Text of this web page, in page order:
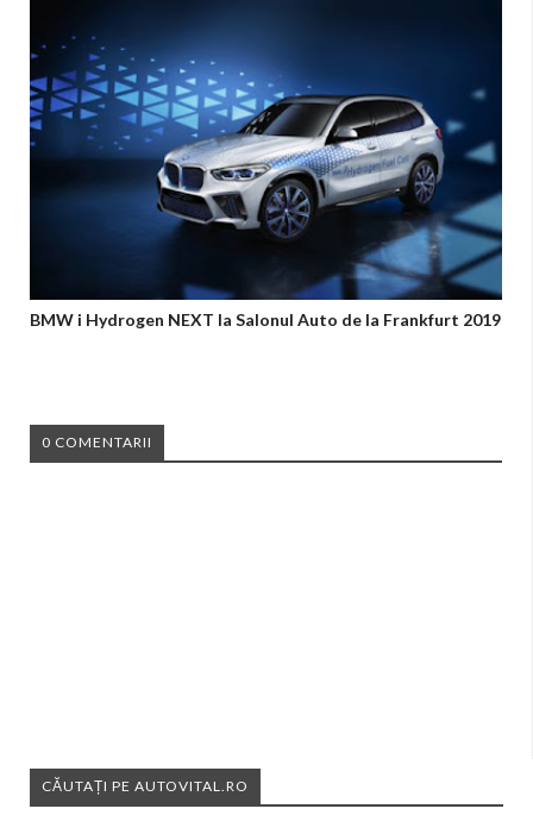
BMW i Hydrogen NEXT la Salonul Auto de la Frankfurt 2019
0 COMENTARII
CĂUTAȚI PE AUTOVITAL.RO